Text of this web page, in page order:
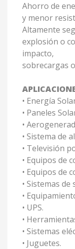
Ahorro de
y menor
Altamente
explosión o
impacto,
sobrecargas
• Energía
• Paneles
•
• Sistema de
• Televisión
• Equipos de
• Equipos de
• Sistemas de
•
• UPS.
•
• Sistemas
• Juguetes.